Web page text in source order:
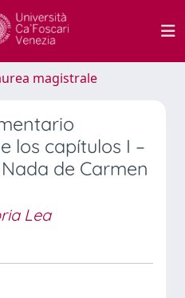
magistrale
los capítulos I –
de Carmen
Lea